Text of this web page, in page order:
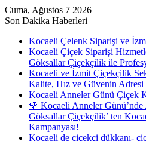
Cuma, Ağustos 7 2026
Son Dakika Haberleri
Kocaeli Çelenk Siparişi ve
Kocaeli Çiçek Siparişi
Göksallar Çiçekçilik ile
Kocaeli ve İzmit Çiçekçilik
Kalite, Hız ve Güvenin Adresi
Kocaeli Anneler Günü Çiçek
🌹 Kocaeli Anneler
Göksallar Çiçekçilik’ ten
Kampanyası!
Kocaeli de çiçekçi dükkanı-